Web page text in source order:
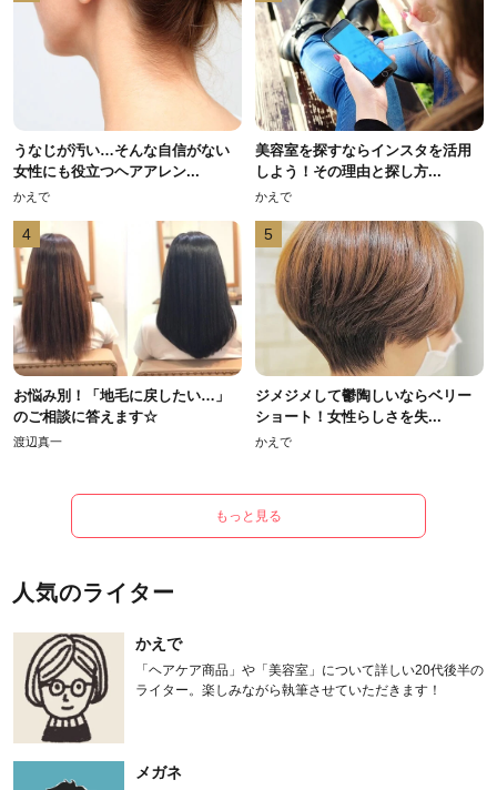
うなじが汚い…そんな自信がない
女性にも役立つヘアアレン...
かえで
美容室を探すならインスタを活用
しよう！その理由と探し方...
かえで
4
お悩み別！「地毛に戻したい…」
のご相談に答えます☆
渡辺真一
5
ジメジメして鬱陶しいならベリー
ショート！女性らしさを失...
かえで
もっと見る
人気のライター
かえで
「ヘアケア商品」や「美容室」について詳しい20代後半の
ライター。楽しみながら執筆させていただきます！
メガネ